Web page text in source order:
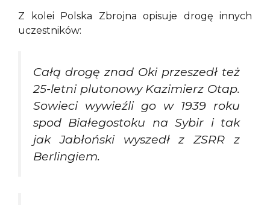
Z kolei Polska Zbrojna opisuje drogę innych
uczestników:
Całą drogę znad Oki przeszedł też
25-letni plutonowy Kazimierz Otap.
Sowieci wywieźli go w 1939 roku
spod Białegostoku na Sybir i tak
jak Jabłoński wyszedł z ZSRR z
Berlingiem.